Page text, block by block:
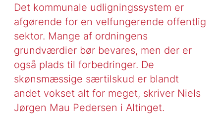
Det kommunale udligningssystem er
afgørende for en velfungerende offentlig
sektor. Mange af ordningens
grundværdier bør bevares, men der er
også plads til forbedringer. De
skønsmæssige særtilskud er blandt
andet vokset alt for meget, skriver Niels
Jørgen Mau Pedersen i Altinget.